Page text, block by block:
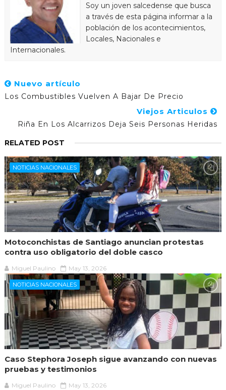
Soy un joven salcedense que busca
a través de esta página informar a la
población de los acontecimientos,
Locales, Nacionales e
Internacionales.
Nuevo artículo
Los Combustibles Vuelven A Bajar De Precio
Viejos Articulos
Riña En Los Alcarrizos Deja Seis Personas Heridas
RELATED POST
NOTICIAS NACIONALES
Motoconchistas de Santiago anuncian protestas
contra uso obligatorio del doble casco
Miguel Paulino May 13, 2026
NOTICIAS NACIONALES
Caso Stephora Joseph sigue avanzando con nuevas
pruebas y testimonios
Miguel Paulino May 13, 2026